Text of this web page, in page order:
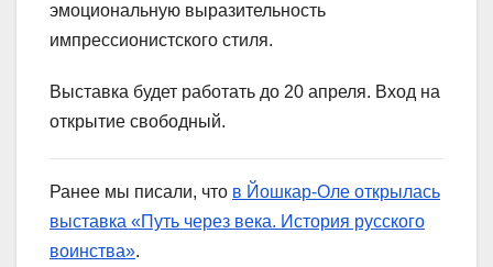
эмоциональную выразительность
импрессионистского стиля.
Выставка будет работать до 20 апреля. Вход на
открытие свободный.
Ранее мы писали, что в Йошкар-Оле открылась
выставка «Путь через века. История русского
воинства».